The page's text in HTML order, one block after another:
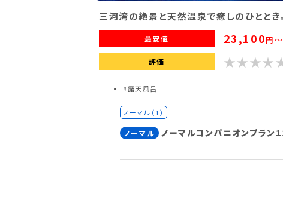
三河湾の絶景と天然温泉で癒しのひとと
最安値 23,100円～
評価
#露天風呂
ノーマル（1）
ノーマル ノーマルコンパニオンプラン